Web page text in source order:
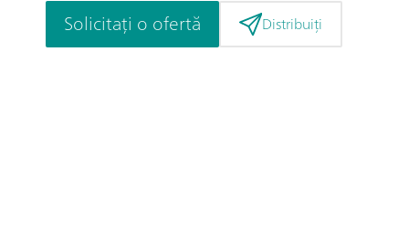
Solicitați o ofertă Distribuiți